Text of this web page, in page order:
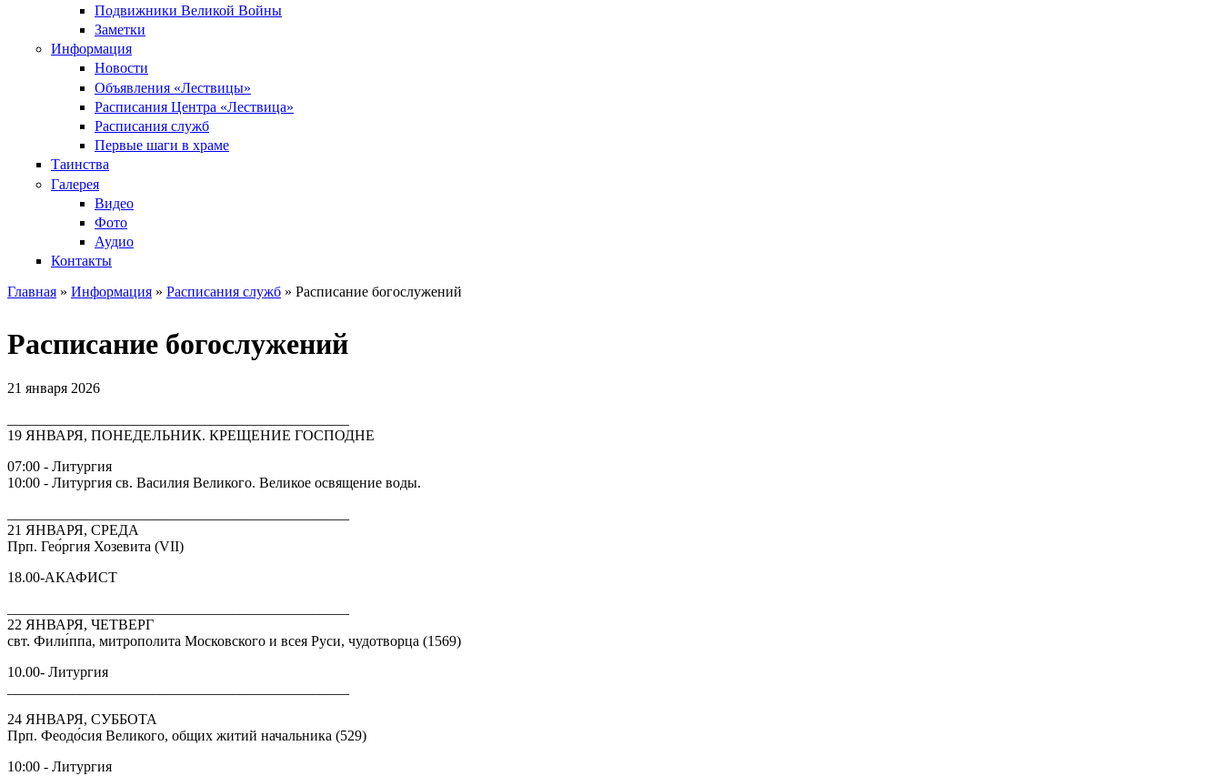
Подвижники Великой Войны
Заметки
Информация
Новости
Объявления «Лествицы»
Расписания Центра «Лествица»
Расписания служб
Первые шаги в храме
Таинства
Галерея
Видео
Фото
Аудио
Контакты
Главная » Информация » Расписания служб » Расписание богослужений
Расписание богослужений
21 января 2026
19 ЯНВАРЯ, ПОНЕДЕЛЬНИК. КРЕЩЕНИЕ ГОСПОДНЕ
07:00 - Литургия
10:00 - Литургия св. Василия Великого. Великое освящение воды.
21 ЯНВАРЯ, СРЕДА
Прп. Гео́ргия Хозевита (VII)
18.00-АКАФИСТ
22 ЯНВАРЯ, ЧЕТВЕРГ
свт. Фили́ппа, митрополита Московского и всея Руси, чудотворца (1569)
10.00- Литургия
24 ЯНВАРЯ, СУББОТА
Прп. Феодо́сия Великого, общих житий начальника (529)
10:00 - Литургия